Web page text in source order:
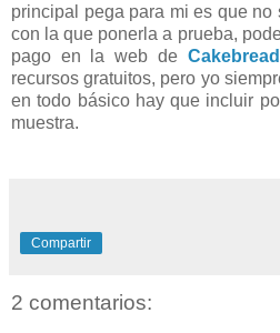
principal pega para mi es que
con la que ponerla a prueba,
pago en la web de
recursos gratuitos, pero yo
en todo básico hay que incluir
muestra.
Compartir
2 comentarios: